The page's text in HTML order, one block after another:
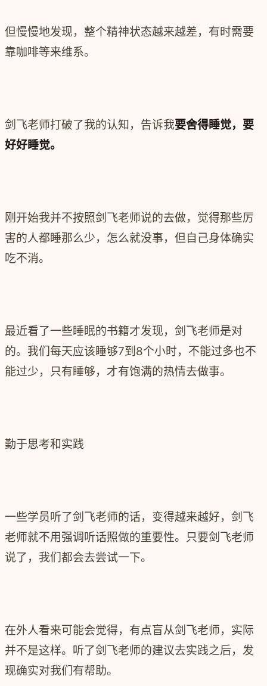
但慢慢地发现，整个精神状态越来越差，有时需要
靠咖啡等来维系。
剑飞老师打破了我的认知，告诉我要舍得睡觉，要
好好睡觉。
刚开始我并不按照剑飞老师说的去做，觉得那些厉
害的人都睡那么少，怎么就没事，但自己身体确实
吃不消。
最近看了一些睡眠的书籍才发现，剑飞老师是对
的。我们每天应该睡够7到8个小时，不能过多也不
能过少，只有睡够，才有饱满的热情去做事。
勤于思考和实践
一些学员听了剑飞老师的话，变得越来越好， 剑飞
老师就不用强调听话照做的重要性。 只要剑飞老师
说了，我们都会去尝试一下。
在外人看来可能会觉得，有点盲从剑飞老师，实际
并不是这样。听了剑飞老师的建议去实践之后，发
现确实对我们有帮助。